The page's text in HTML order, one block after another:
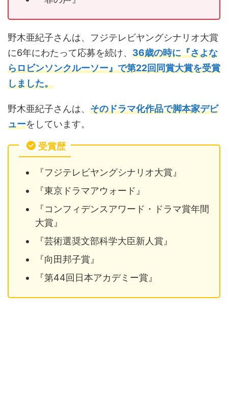
野木亜紀子さんは、フジテレビヤングシナリオ大賞
に6年にわたって応募を続け、 36歳の時に『さよな
らロビンソンクルーソー』で第22回同賞大賞を受賞
しました。
野木亜紀子さんは、 そのドラマ化作品で脚本家デビ
ューをしています。
受賞歴
『フジテレビヤングシナリオ大賞』
『東京ドラマアウォード』
『コンフィデンスアワード・ドラマ賞年間
大賞』
『芸術選奨文部科学大臣新人賞』
『向田邦子賞』
『第44回日本アカデミー賞』